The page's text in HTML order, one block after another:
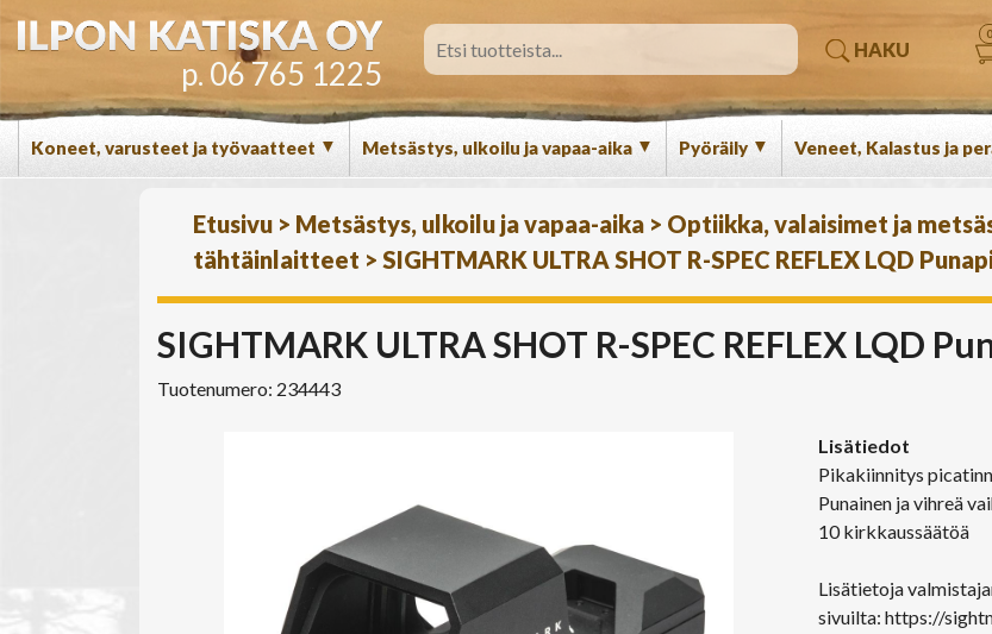
p. 06 765 1225
HAKU
0
Koneet, varusteet ja työvaatteet ▼ Metsästys, ulkoilu ja vapaa-aika ▼ Pyöräily ▼ Veneet, Kalastus ja
Etusivu > Metsästys, ulkoilu ja vapaa-aika > Optiikka, valaisimet ja
tähtäinlaitteet > SIGHTMARK ULTRA SHOT R-SPEC REFLEX LQD
SIGHTMARK ULTRA SHOT R-SPEC REFLEX LQD
Tuotenumero: 234443
Lisätiedot
Pikakiinnitys
Punainen ja vihreä
10 kirkkaussäätöä
Lisätietoja
sivuilta: https://